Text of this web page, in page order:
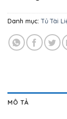
Danh mục:Tủ Tài
MÔ TẢ